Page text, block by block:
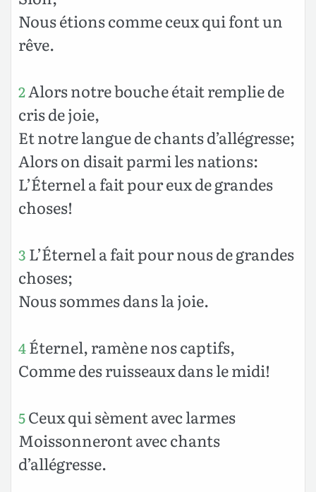
Nous étions comme ceux qui font un
rêve.
2Alors notre bouche était remplie de
cris de joie,
Et notre langue de chants d’allégresse;
Alors on disait parmi les nations:
L’Éternel a fait pour eux de grandes
choses!
3 L’Éternel a fait pour nous de grandes
choses;
Nous sommes dans la joie.
4Éternel, ramène nos captifs,
Comme des ruisseaux dans le midi!
5Ceux qui sèment avec larmes
Moissonneront avec chants
d’allégresse.